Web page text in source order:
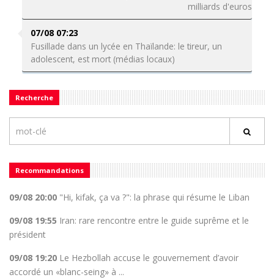
milliards d'euros
07/08 07:23
Fusillade dans un lycée en Thaïlande: le tireur, un
adolescent, est mort (médias locaux)
Recherche
Recommandations
09/08 20:00 "Hi, kifak, ça va ?": la phrase qui résume le Liban
09/08 19:55 Iran: rare rencontre entre le guide suprême et le
président
09/08 19:20 Le Hezbollah accuse le gouvernement d’avoir
accordé un «blanc-seing» à ...